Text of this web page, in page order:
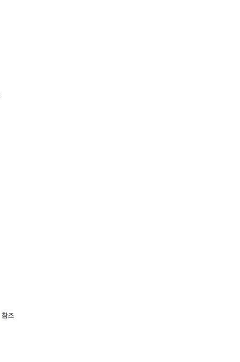
참조